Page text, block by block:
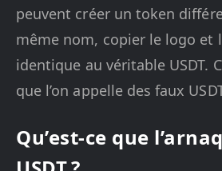
peuvent créer un token
même nom, copier le logo et
identique au véritable USDT.
que l’on appelle des faux
Qu’est-ce que